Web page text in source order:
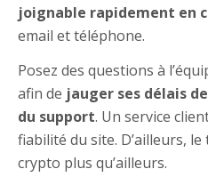
joignable rapidement en
email et téléphone.
Posez des questions à
afin de jauger ses délais
du support. Un service
fiabilité du site. D’ailleurs, le
crypto plus qu’ailleurs.